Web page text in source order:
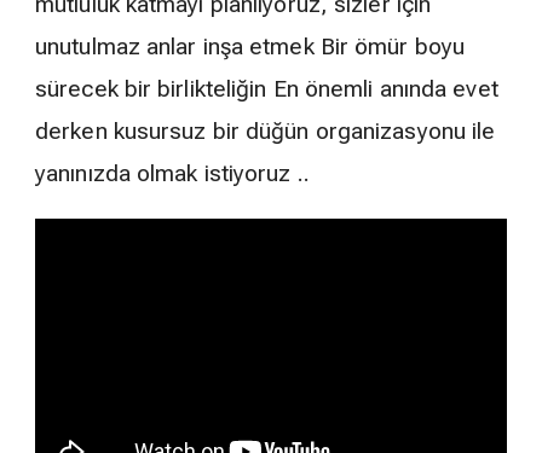
unutulmaz anlar inşa etmek Bir ömür boyu
sürecek bir birlikteliğin En önemli anında evet
derken kusursuz bir düğün organizasyonu ile
yanınızda olmak istiyoruz ..